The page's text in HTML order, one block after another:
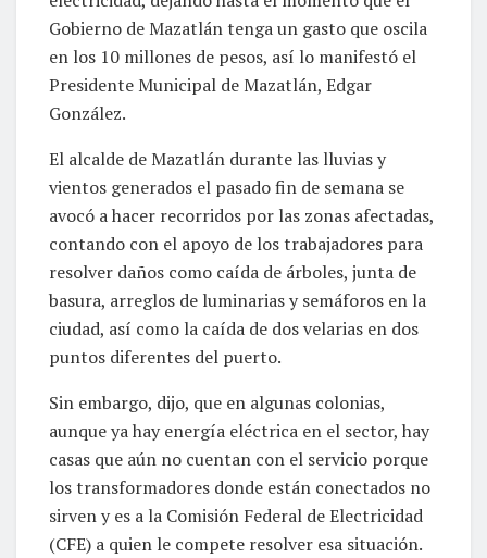
Gobierno de Mazatlán tenga un gasto que oscila
en los 10 millones de pesos, así lo manifestó el
Presidente Municipal de Mazatlán, Edgar
González.
El alcalde de Mazatlán durante las lluvias y
vientos generados el pasado fin de semana se
avocó a hacer recorridos por las zonas afectadas,
contando con el apoyo de los trabajadores para
resolver daños como caída de árboles, junta de
basura, arreglos de luminarias y semáforos en la
ciudad, así como la caída de dos velarias en dos
puntos diferentes del puerto.
Sin embargo, dijo, que en algunas colonias,
aunque ya hay energía eléctrica en el sector, hay
casas que aún no cuentan con el servicio porque
los transformadores donde están conectados no
sirven y es a la Comisión Federal de Electricidad
(CFE) a quien le compete resolver esa situación.